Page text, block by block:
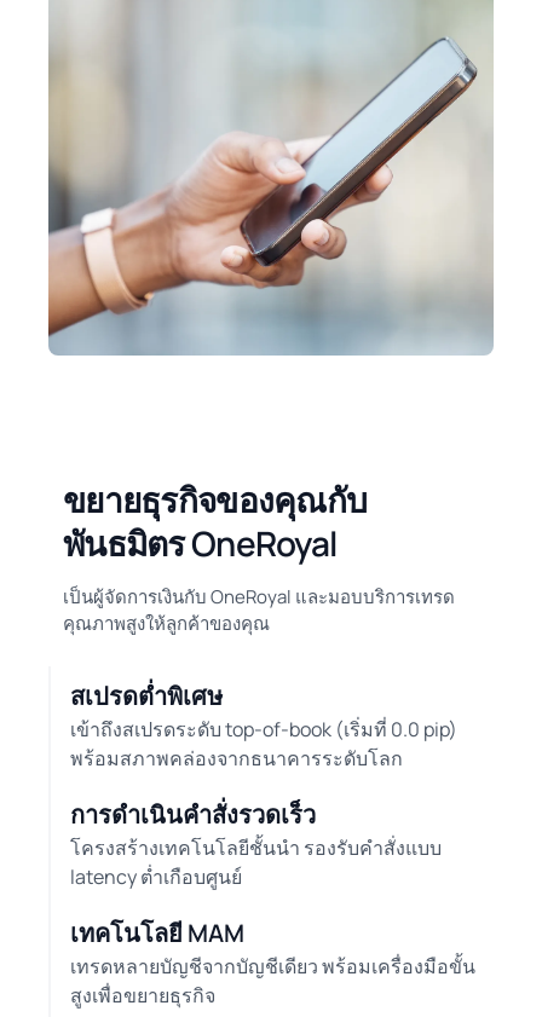
ขยายธุรกิจของคุณกับ
พันธมิตร OneRoyal
เป็นผู้จัดการเงินกับ OneRoyal และมอบบริการเทรด
คุณภาพสูงให้ลูกค้าของคุณ
สเปรดต่ำพิเศษ
เข้าถึงสเปรดระดับ top-of-book (เริ่มที่ 0.0 pip)
พร้อมสภาพคล่องจากธนาคารระดับโลก
การดำเนินคำสั่งรวดเร็ว
โครงสร้างเทคโนโลยีชั้นนำ รองรับคำสั่งแบบ
latency ต่ำเกือบศูนย์
เทคโนโลยี MAM
เทรดหลายบัญชีจากบัญชีเดียว พร้อมเครื่องมือขั้น
สูงเพื่อขยายธุรกิจ